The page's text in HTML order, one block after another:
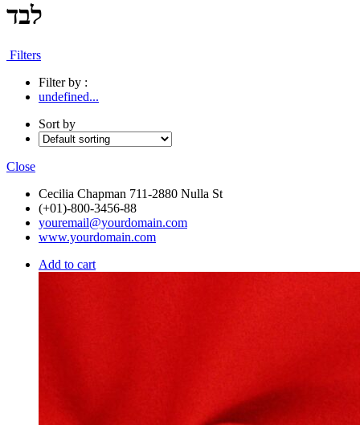
לבד
Filters
Filter by :
undefined...
Sort by
Close
Cecilia Chapman 711-2880 Nulla St
(+01)-800-3456-88
youremail@yourdomain.com
www.yourdomain.com
Add to cart